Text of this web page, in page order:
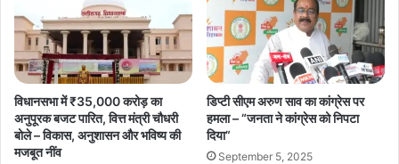
विधानसभा में ₹35,000 करोड़ का
अनुपूरक बजट पारित, वित्त मंत्री चौधरी
बोले – विकास, अनुशासन और भविष्य की
मजबूत नींव
डिप्टी सीएम अरुण साव का कांग्रेस पर
हमला – “जनता ने कांग्रेस को निपटा
दिया”
September 5, 2025